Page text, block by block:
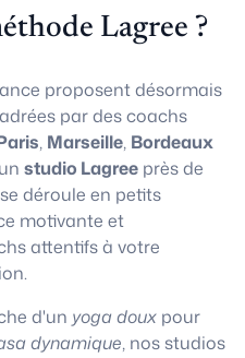
Lagree ?
proposent désormais
par des coachs
, Marseille, Bordeaux
studio Lagree près de
déroule en petits
motivante et
attentifs à votre
d'un yoga doux pour
dynamique, nos studios